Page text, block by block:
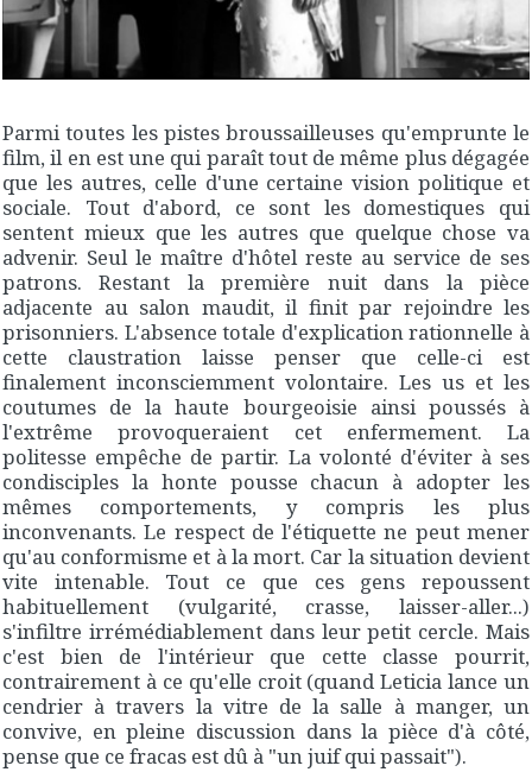
Parmi toutes les pistes broussailleuses qu'emprunte le
film, il en est une qui paraît tout de même plus dégagée
que les autres, celle d'une certaine vision politique et
sociale. Tout d'abord, ce sont les domestiques qui
sentent mieux que les autres que quelque chose va
advenir. Seul le maître d'hôtel reste au service de ses
patrons. Restant la première nuit dans la pièce
adjacente au salon maudit, il finit par rejoindre les
prisonniers. L'absence totale d'explication rationnelle à
cette claustration laisse penser que celle-ci est
finalement inconsciemment volontaire. Les us et les
coutumes de la haute bourgeoisie ainsi poussés à
l'extrême provoqueraient cet enfermement. La
politesse empêche de partir. La volonté d'éviter à ses
condisciples la honte pousse chacun à adopter les
mêmes comportements, y compris les plus
inconvenants. Le respect de l'étiquette ne peut mener
qu'au conformisme et à la mort. Car la situation devient
vite intenable. Tout ce que ces gens repoussent
habituellement (vulgarité, crasse, laisser-aller...)
s'infiltre irrémédiablement dans leur petit cercle. Mais
c'est bien de l'intérieur que cette classe pourrit,
contrairement à ce qu'elle croit (quand Leticia lance un
cendrier à travers la vitre de la salle à manger, un
convive, en pleine discussion dans la pièce d'à côté,
pense que ce fracas est dû à "un juif qui passait").